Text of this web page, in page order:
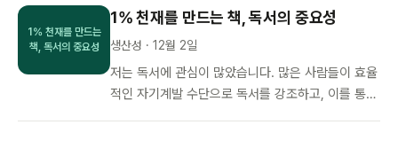
1% 천재를 만드는
책, 독서의 중요성
1% 천재를 만드는 책, 독서의 중요성
생산성 · 12월 2일
저는 독서에 관심이 많았습니다. 많은 사람들이 효율
적인 자기계발 수단으로 독서를 강조하고, 이를 통해